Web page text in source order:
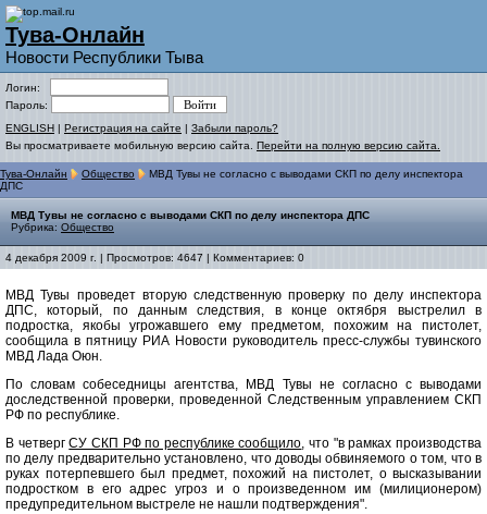
Тува-Онлайн
Новости Республики Тыва
Логин:
Пароль:
ENGLISH | Регистрация на сайте | Забыли пароль?
Вы просматриваете мобильную версию сайта. Перейти на полную версию сайта.
Тува-Онлайн Общество
МВД Тувы не согласно с выводами СКП по делу инспектора
ДПС
МВД Тувы не согласно с выводами СКП по делу инспектора ДПС
Рубрика: Общество
4 декабря 2009 г. | Просмотров: 4647 | Комментариев: 0
МВД Тувы проведет вторую следственную проверку по делу инспектора
ДПС, который, по данным следствия, в конце октября выстрелил в
подростка, якобы угрожавшего ему предметом, похожим на пистолет,
сообщила в пятницу РИА Новости руководитель пресс-службы тувинского
МВД Лада Оюн.
По словам собеседницы агентства, МВД Тувы не согласно с выводами
доследственной проверки, проведенной Следственным управлением СКП
РФ по республике.
В четвергСУ СКП РФ по республике сообщило, что "в рамках производства
по делу предварительно установлено, что доводы обвиняемого о том, что в
руках потерпевшего был предмет, похожий на пистолет, о высказывании
подростком в его адрес угроз и о произведенном им (милиционером)
предупредительном выстреле не нашли подтверждения".